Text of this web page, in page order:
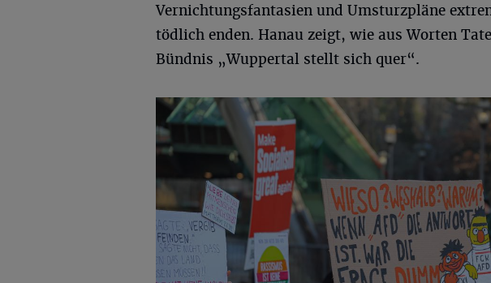
Vernichtungsfantasien und Umsturzpläne
tödlich enden. Hanau zeigt, wie aus Worten
Bündnis „Wuppertal stellt sich quer“.